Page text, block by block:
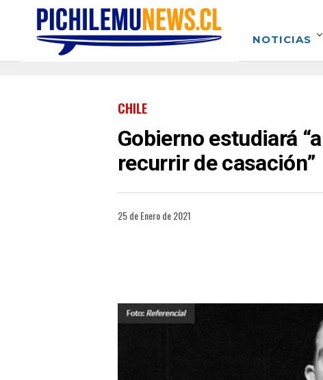
NOTICIAS
CHILE
Gobierno estudiará
recurrir de casación”
25 de Enero de 2021